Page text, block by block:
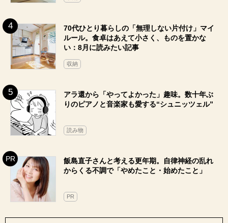
70代ひとり暮らしの「無理しない片付け」マイ
ルール。食卓はあえて小さく、ものを置かな
い：8月に読みたい記事
収納
アラ還から「やってよかった」趣味。数十年ぶ
りのピアノと音楽家も愛する“シュニッツェル”
読み物
飯島直子さんと考える更年期。自律神経の乱れ
からくる不調で「やめたこと・始めたこと」
PR